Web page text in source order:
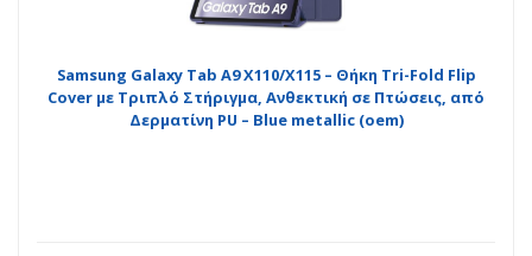
Samsung Galaxy Tab A9 X110/X115 – Θήκη Tri-Fold Flip
Cover με Τριπλό Στήριγμα, Ανθεκτική σε Πτώσεις, από
Δερματίνη PU – Blue metallic (oem)